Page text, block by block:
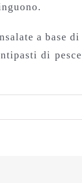
a base
di